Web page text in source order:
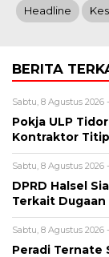
Headline
BERITA
Sabtu, 8 Agustus 2026
Pokja ULP
Kontraktor
Sabtu, 8 Agustus 2026
DPRD Halsel
Terkait Dugaan
Sabtu, 8 Agustus 2026
Peradi Ternate